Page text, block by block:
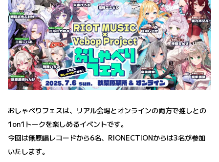
おしゃべりフェスは、リアル会場とオンラインの両方で推しとの
1on1トークを楽しめるイベントです。
今回は無原唱レコードから6名、RIONECTIONからは3名が参加
いたします。